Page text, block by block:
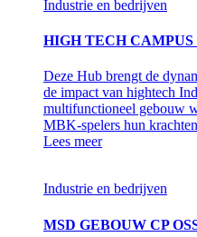
Industrie en bedrijven
HIGH TECH
Deze Hub brengt de
de impact van hightech
multifunctioneel gebouw
MBK-spelers hun
Lees meer
Industrie en bedrijven
MSD GEBOUW CP